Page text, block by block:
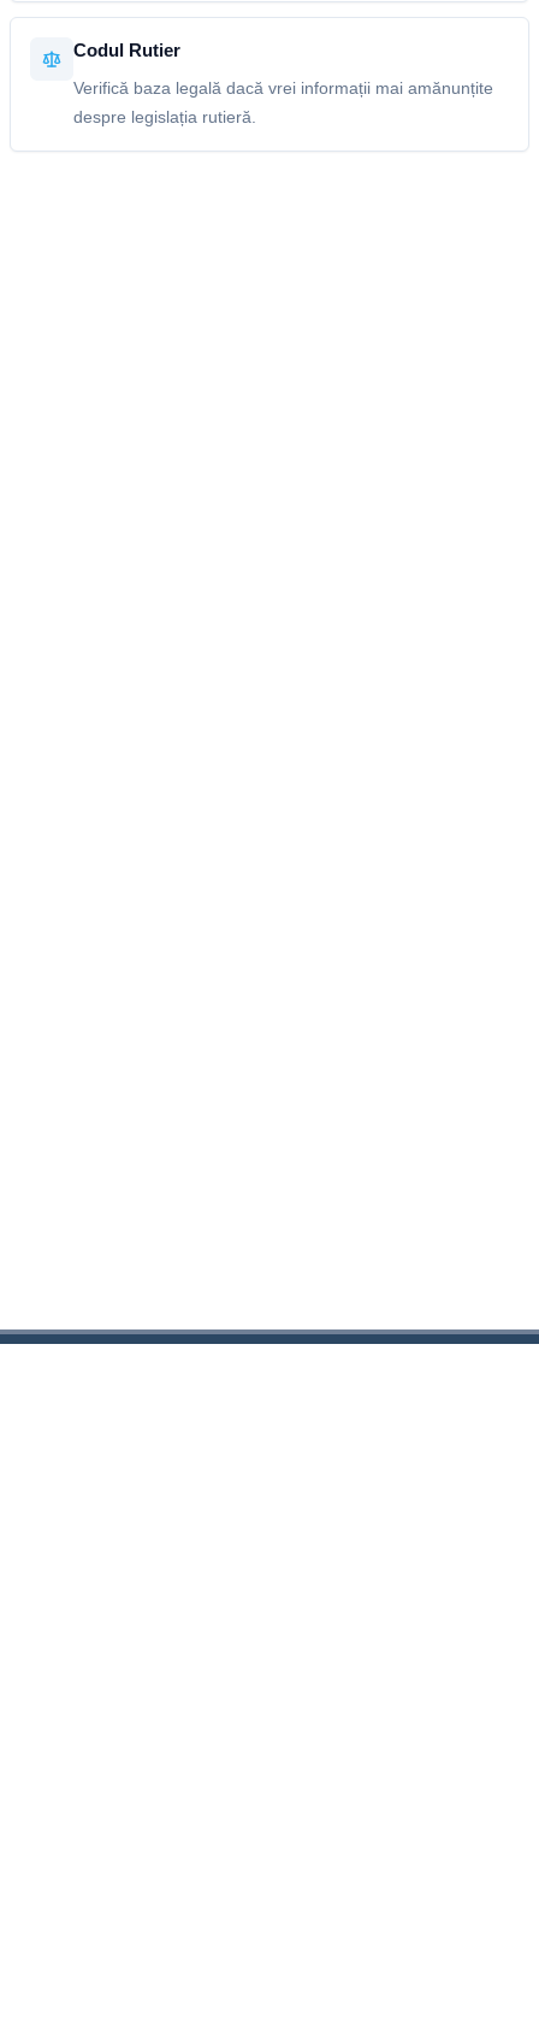
Codul Rutier
Verifică baza legală dacă vrei informații mai amănunțite
despre legislația rutieră.